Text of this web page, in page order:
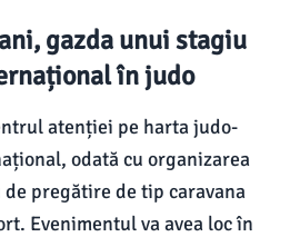
gazda unui stagiu
în judo
atenției pe harta judo-
odată cu organizarea
pregătire de tip caravana
Evenimentul va avea loc în